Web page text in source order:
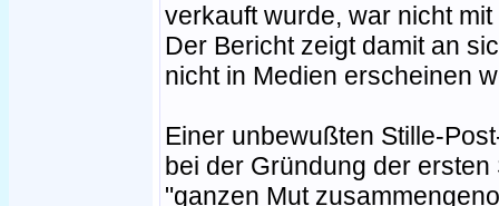
verkauft wurde, war nicht
Der Bericht zeigt damit an
nicht in Medien erscheinen
Einer unbewußten Stille-
bei der Gründung der
"ganzen Mut